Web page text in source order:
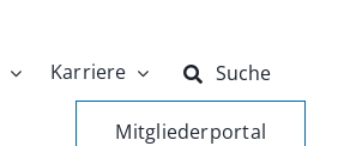
Karriere Suche
Mitgliederportal